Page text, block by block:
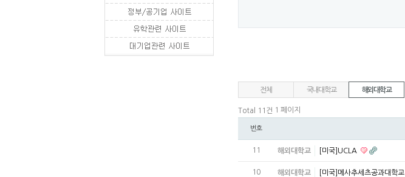
전체 국내대학교 해외대학교
Total 11건 1 페이지
번호
11 해외대학교 [미국]UCLA
10 해외대학교 [미국]메사추세츠공과대학교